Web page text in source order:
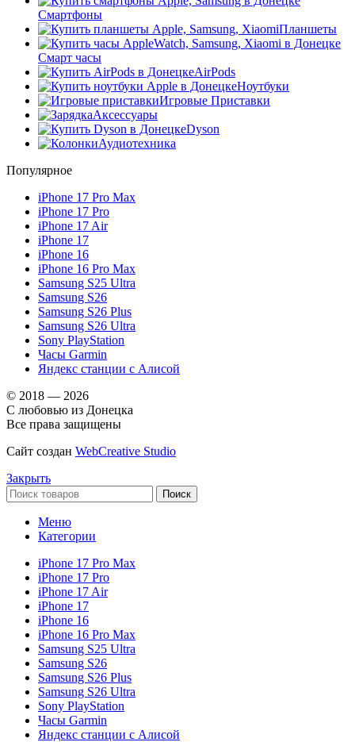
Смартфоны
Планшеты
Смарт часы
AirPods
Ноутбуки
Игровые Приставки
Аксессуары
Dyson
Аудиотехника
Популярное
iPhone 17 Pro Max
iPhone 17 Pro
iPhone 17 Air
iPhone 17
iPhone 16
iPhone 16 Pro Max
Samsung S25 Ultra
Samsung S26
Samsung S26 Plus
Samsung S26 Ultra
Sony PlayStation
Часы Garmin
Яндекс станции с Алисой
© 2018 — 2026
С любовью из Донецка
Все права защищены
Сайт создан WebCreative Studio
Закрыть
Поиск
Меню
Категории
iPhone 17 Pro Max
iPhone 17 Pro
iPhone 17 Air
iPhone 17
iPhone 16
iPhone 16 Pro Max
Samsung S25 Ultra
Samsung S26
Samsung S26 Plus
Samsung S26 Ultra
Sony PlayStation
Часы Garmin
Яндекс станции с Алисой